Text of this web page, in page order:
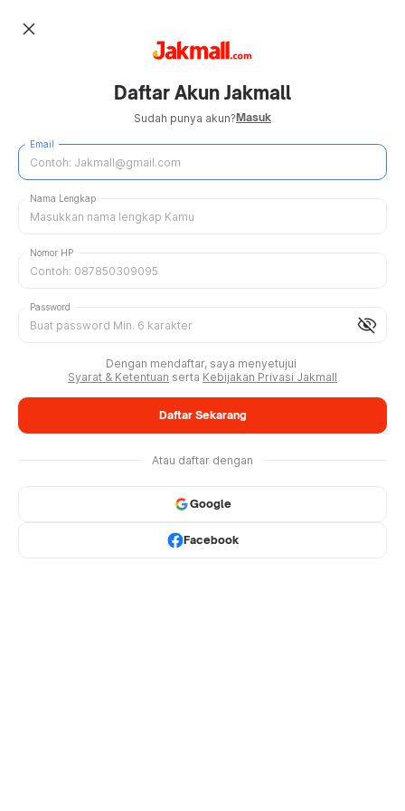
close
Daftar Akun Jakmall
Sudah punya akun?Masuk
Email
Nama Lengkap
Nomor HP
visibility_off
Password
Dengan mendaftar, saya menyetujui
Syarat & Ketentuan serta Kebijakan Privasi Jakmall
Daftar Sekarang
Atau daftar dengan
Google
Facebook